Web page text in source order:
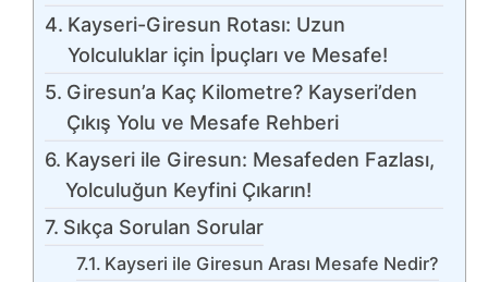
Kayseri-Giresun Rotası: Uzun
Yolculuklar için İpuçları ve Mesafe!
Giresun’a Kaç Kilometre? Kayseri’den
Çıkış Yolu ve Mesafe Rehberi
Kayseri ile Giresun: Mesafeden Fazlası,
Yolculuğun Keyfini Çıkarın!
Sıkça Sorulan Sorular
Kayseri ile Giresun Arası Mesafe Nedir?